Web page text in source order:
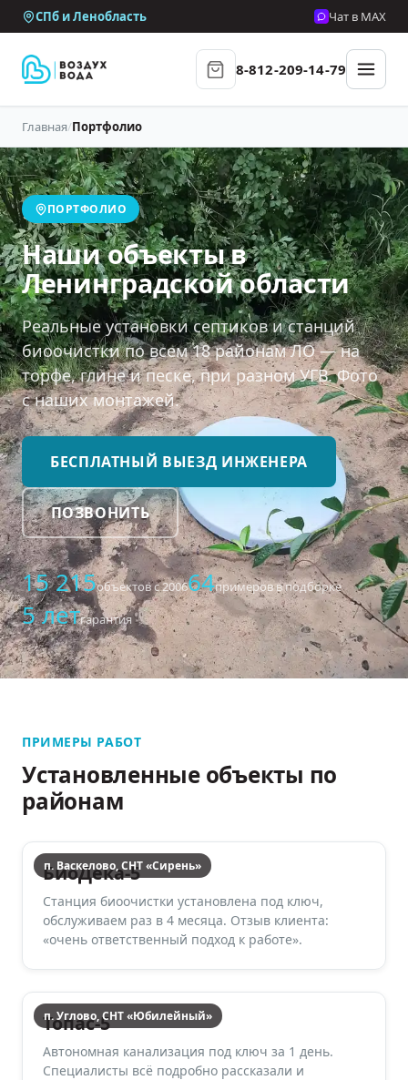
СПб и Ленобласть Чат в MAX
8-812-209-14-79
Главная/Портфолио
ПОРТФОЛИО
Наши объекты в
Ленинградской области
Реальные установки септиков и станций
биоочистки по всем 18 районам ЛО — на
торфе, глине и песке, при разном УГВ. Фото
с наших монтажей.
БЕСПЛАТНЫЙ ВЫЕЗД ИНЖЕНЕРА
ПОЗВОНИТЬ
15 215объектов с 200664примеров в подборке
5 летгарантия
ПРИМЕРЫ РАБОТ
Установленные объекты по
районам
п. Васкелово, СНТ «Сирень»
БиоДека-5
Станция биоочистки установлена под ключ,
обслуживаем раз в 4 месяца. Отзыв клиента:
«очень ответственный подход к работе».
п. Углово, СНТ «Юбилейный»
Топас-5
Автономная канализация под ключ за 1 день.
Специалисты всё подробно рассказали и